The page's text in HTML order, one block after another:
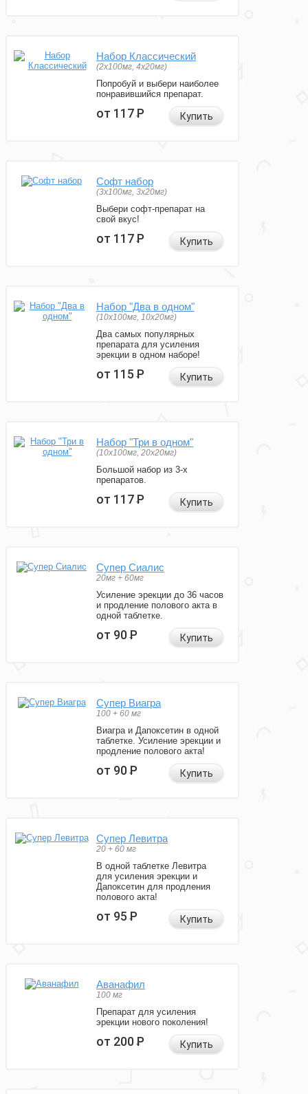
Набор Классический
(2x100мг, 4x20мг)
Попробуй и выбери наиболее
понравившийся препарат.
от 117Р Купить
Софт набор
(3x100мг, 3x20мг)
Выбери софт-препарат на
свой вкус!
от 117Р Купить
Набор "Два в одном"
(10x100мг, 10x20мг)
Два самых популярных
препарата для усиления
эрекции в одном наборе!
от 115Р Купить
Набор "Три в одном"
(10x100мг, 20x20мг)
Большой набор из 3-х
препаратов.
от 117Р Купить
Супер Сиалис
20мг + 60мг
Усиление эрекции до 36 часов
и продление полового акта в
одной таблетке.
от 90Р Купить
Супер Виагра
100 + 60 мг
Виагра и Дапоксетин в одной
таблетке. Усиление эрекции и
продление полового акта!
от 90Р Купить
Супер Левитра
20 + 60 мг
В одной таблетке Левитра
для усиления эрекции и
Дапоксетин для продления
полового акта!
от 95Р Купить
Аванафил
100 мг
Препарат для усиления
эрекции нового поколения!
от 200Р Купить